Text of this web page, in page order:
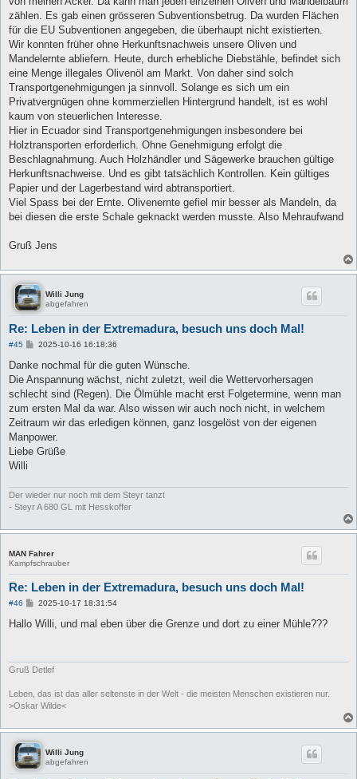
zählen. Es gab einen grösseren Subventionsbetrug. Da wurden Flächen
für die EU Subventionen angegeben, die überhaupt nicht existierten.
Wir konnten früher ohne Herkunftsnachweis unsere Oliven und
Mandelernte abliefern. Heute, durch erhebliche Diebstähle, befindet sich
eine Menge illegales Olivenöl am Markt. Von daher sind solch
Transportgenehmigungen ja sinnvoll. Solange es sich um ein
Privatvergnügen ohne kommerziellen Hintergrund handelt, ist es wohl
kaum von steuerlichen Interesse.
Hier in Ecuador sind Transportgenehmigungen insbesondere bei
Holztransporten erforderlich. Ohne Genehmigung erfolgt die
Beschlagnahmung. Auch Holzhändler und Sägewerke brauchen gültige
Herkunftsnachweise. Und es gibt tatsächlich Kontrollen. Kein gültiges
Papier und der Lagerbestand wird abtransportiert.
Viel Spass bei der Ernte. Olivenernte gefiel mir besser als Mandeln, da
bei diesen die erste Schale geknackt werden musste. Also Mehraufwand
Gruß Jens
Willi Jung
abgefahren
Re: Leben in der Extremadura, besuch uns doch Mal!
#45
B
i
r
a
2025-10-16 16:18:36
Danke nochmal für die guten Wünsche.
Die Anspannung wächst, nicht zuletzt, weil die Wettervorhersagen
schlecht sind (Regen). Die Ölmühle macht erst Folgetermine, wenn man
zum ersten Mal da war. Also wissen wir auch noch nicht, in welchem
Zeitraum wir das erledigen können, ganz losgelöst von der eigenen
Manpower.
Liebe Grüße
Willi
Der wieder nur noch mit dem Steyr tanzt
- Steyr A 680 GL mit Hesskoffer
MAN Fahrer
Kampfschrauber
Re: Leben in der Extremadura, besuch uns doch Mal!
#46
B
i
2025-10-17 18:31:54
Hallo Willi, und mal eben über die Grenze und dort zu einer Mühle???
Gruß Detlef
Leben, das ist das aller seltenste in der Welt - die meisten Menschen existieren nur.
>Oskar Wilde<
Willi Jung
abgefahren